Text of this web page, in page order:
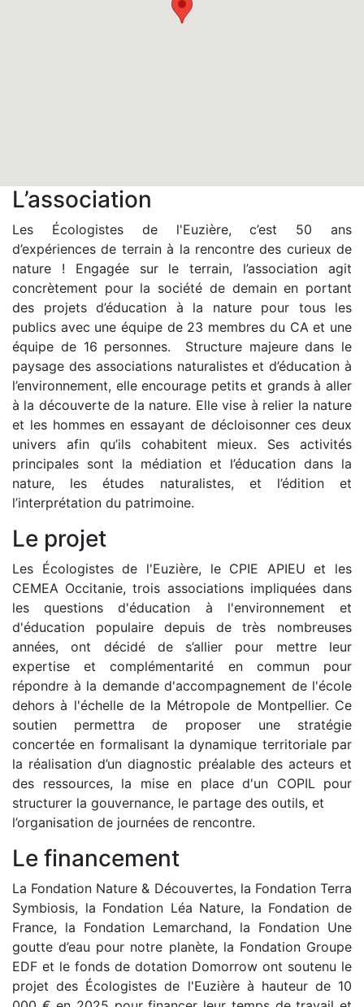
L’association
Les Écologistes de l'Euzière, c’est 50 ans
d’expériences de terrain à la rencontre des curieux de
nature ! Engagée sur le terrain, l’association agit
concrètement pour la société de demain en portant
des projets d’éducation à la nature pour tous les
publics avec une équipe de 23 membres du CA et une
équipe de 16 personnes. Structure majeure dans le
paysage des associations naturalistes et d’éducation à
l’environnement, elle encourage petits et grands à aller
à la découverte de la nature. Elle vise à relier la nature
et les hommes en essayant de décloisonner ces deux
univers afin qu’ils cohabitent mieux. Ses activités
principales sont la médiation et l’éducation dans la
nature, les études naturalistes, et l’édition et
l’interprétation du patrimoine.
Le projet
Les Écologistes de l'Euzière, le CPIE APIEU et les
CEMEA Occitanie, trois associations impliquées dans
les questions d'éducation à l'environnement et
d'éducation populaire depuis de très nombreuses
années, ont décidé de s’allier pour mettre leur
expertise et complémentarité en commun pour
répondre à la demande d'accompagnement de l'école
dehors à l'échelle de la Métropole de Montpellier. Ce
soutien permettra de proposer une stratégie
concertée en formalisant la dynamique territoriale par
la réalisation d’un diagnostic préalable des acteurs et
des ressources, la mise en place d'un COPIL pour
structurer la gouvernance, le partage des outils, et
l’organisation de journées de rencontre.
Le financement
La Fondation Nature & Découvertes, la Fondation Terra
Symbiosis, la Fondation Léa Nature, la Fondation de
France, la Fondation Lemarchand, la Fondation Une
goutte d’eau pour notre planète, la Fondation Groupe
EDF et le fonds de dotation Domorrow ont soutenu le
projet des Écologistes de l'Euzière à hauteur de 10